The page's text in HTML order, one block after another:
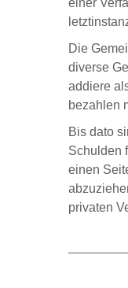
einer
Die
diverse
addiere
bezahlen
Bis dato
Schulden
einen
privaten